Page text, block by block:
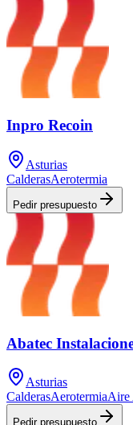
Inpro Recoin
Asturias
CalderasAerotermia
Pedir presupuesto
Abatec
Asturias
CalderasAerotermiaAire
Pedir presupuesto